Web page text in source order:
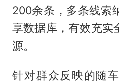
200余条，多条线索
享数据库，有效充实
源。
针对群众反映的随